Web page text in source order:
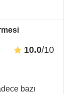
10.0/10
bazı